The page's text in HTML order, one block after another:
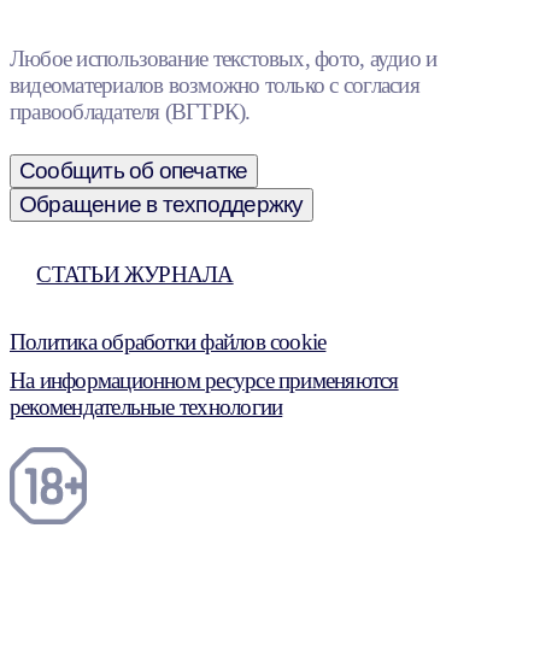
Любое использование текстовых, фото, аудио и
видеоматериалов возможно только с согласия
правообладателя (ВГТРК).
Сообщить об опечатке
Обращение в техподдержку
СТАТЬИ ЖУРНАЛА
Политика обработки файлов cookie
На информационном ресурсе применяются
рекомендательные технологии